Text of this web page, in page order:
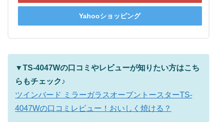
Yahooショッピング
▼TS-4047Wの口コミやレビューが知りたい方はこち
らもチェック♪
ツインバード ミラーガラスオーブントースターTS-
4047Wの口コミレビュー！おいしく焼ける？